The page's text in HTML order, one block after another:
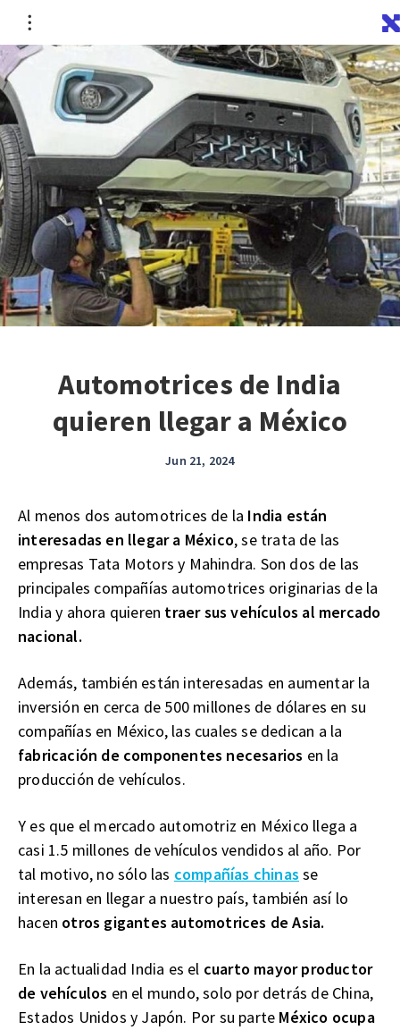
Automotrices de India
quieren llegar a México
Jun 21, 2024
Al menos dos automotrices de la India están
interesadas en llegar a México, se trata de las
empresas Tata Motors y Mahindra. Son dos de las
principales compañías automotrices originarias de la
India y ahora quieren traer sus vehículos al mercado
nacional.
Además, también están interesadas en aumentar la
inversión en cerca de 500 millones de dólares en su
compañías en México, las cuales se dedican a la
fabricación de componentes necesarios en la
producción de vehículos.
Y es que el mercado automotriz en México llega a
casi 1.5 millones de vehículos vendidos al año. Por
tal motivo, no sólo las compañías chinas se
interesan en llegar a nuestro país, también así lo
hacen otros gigantes automotrices de Asia.
En la actualidad India es el cuarto mayor productor
de vehículos en el mundo, solo por detrás de China,
Estados Unidos y Japón. Por su parte México ocupa